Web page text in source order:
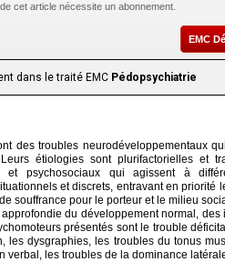
cet article nécessite un abonnement.
EMC
dans le traité EMC Pédopsychiatrie
des troubles neurodéveloppementaux
étiologies sont plurifactorielles et
et psychosociaux qui agissent à
et discrets, entravant en priorité
souffrance pour le porteur et le milieu
du développement normal,
présentés sont le trouble
les dysgraphies, les troubles du tonus
verbal, les troubles de la dominance